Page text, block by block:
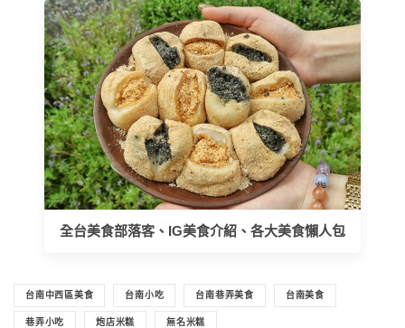
全台美食部落客、IG美食介紹、各大美食懶人包
台南中西區美食 台南小吃 台南巷弄美食 台南美食
巷弄小吃 炮店米糕 無名米糕